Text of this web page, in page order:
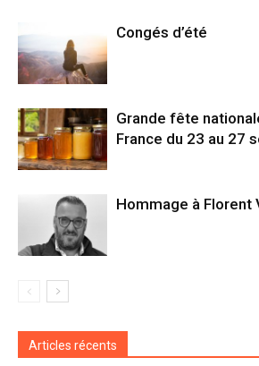
Congés d’été
Grande fête
France du 23 au 27
Hommage à Florent
Articles récents